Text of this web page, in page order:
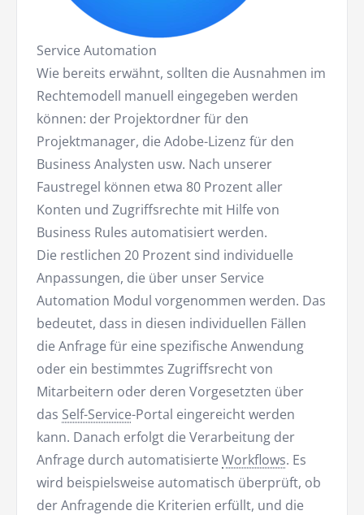
Service Automation
Wie bereits erwähnt, sollten die Ausnahmen im
Rechtemodell manuell eingegeben werden
können: der Projektordner für den
Projektmanager, die Adobe-Lizenz für den
Business Analysten usw. Nach unserer
Faustregel können etwa 80 Prozent aller
Konten und Zugriffsrechte mit Hilfe von
Business Rules automatisiert werden.
Die restlichen 20 Prozent sind individuelle
Anpassungen, die über unser Service
Automation Modul vorgenommen werden. Das
bedeutet, dass in diesen individuellen Fällen
die Anfrage für eine spezifische Anwendung
oder ein bestimmtes Zugriffsrecht von
Mitarbeitern oder deren Vorgesetzten über
das Self-Service-Portal eingereicht werden
kann. Danach erfolgt die Verarbeitung der
Anfrage durch automatisierte Workflows. Es
wird beispielsweise automatisch überprüft, ob
der Anfragende die Kriterien erfüllt, und die